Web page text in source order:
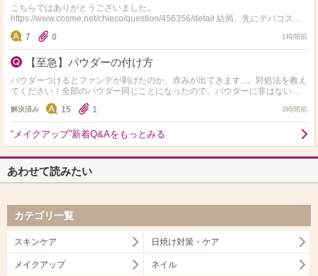
こちらではありがとうございました。
https://www.cosme.net/chieco/question/456356/detail 結局、先にデパコスで
ない資生堂のアイラッシュ…
7 0 1時間前
【至急】パウダーの付け方
パウダーつけるとファンデが剥げたのか、赤みが出てきます...。対処法を教え
てください！全部のパウダー同じことになったので、パウダーに非はないか
と...。 使ってるもの↓ ・キュレルのファン…
解決済み 15 1 3時間前
“メイクアップ”新着Q&Aをもっとみる
あわせて読みたい
カテゴリ一覧
スキンケア 日焼け対策・ケア
メイクアップ ネイル